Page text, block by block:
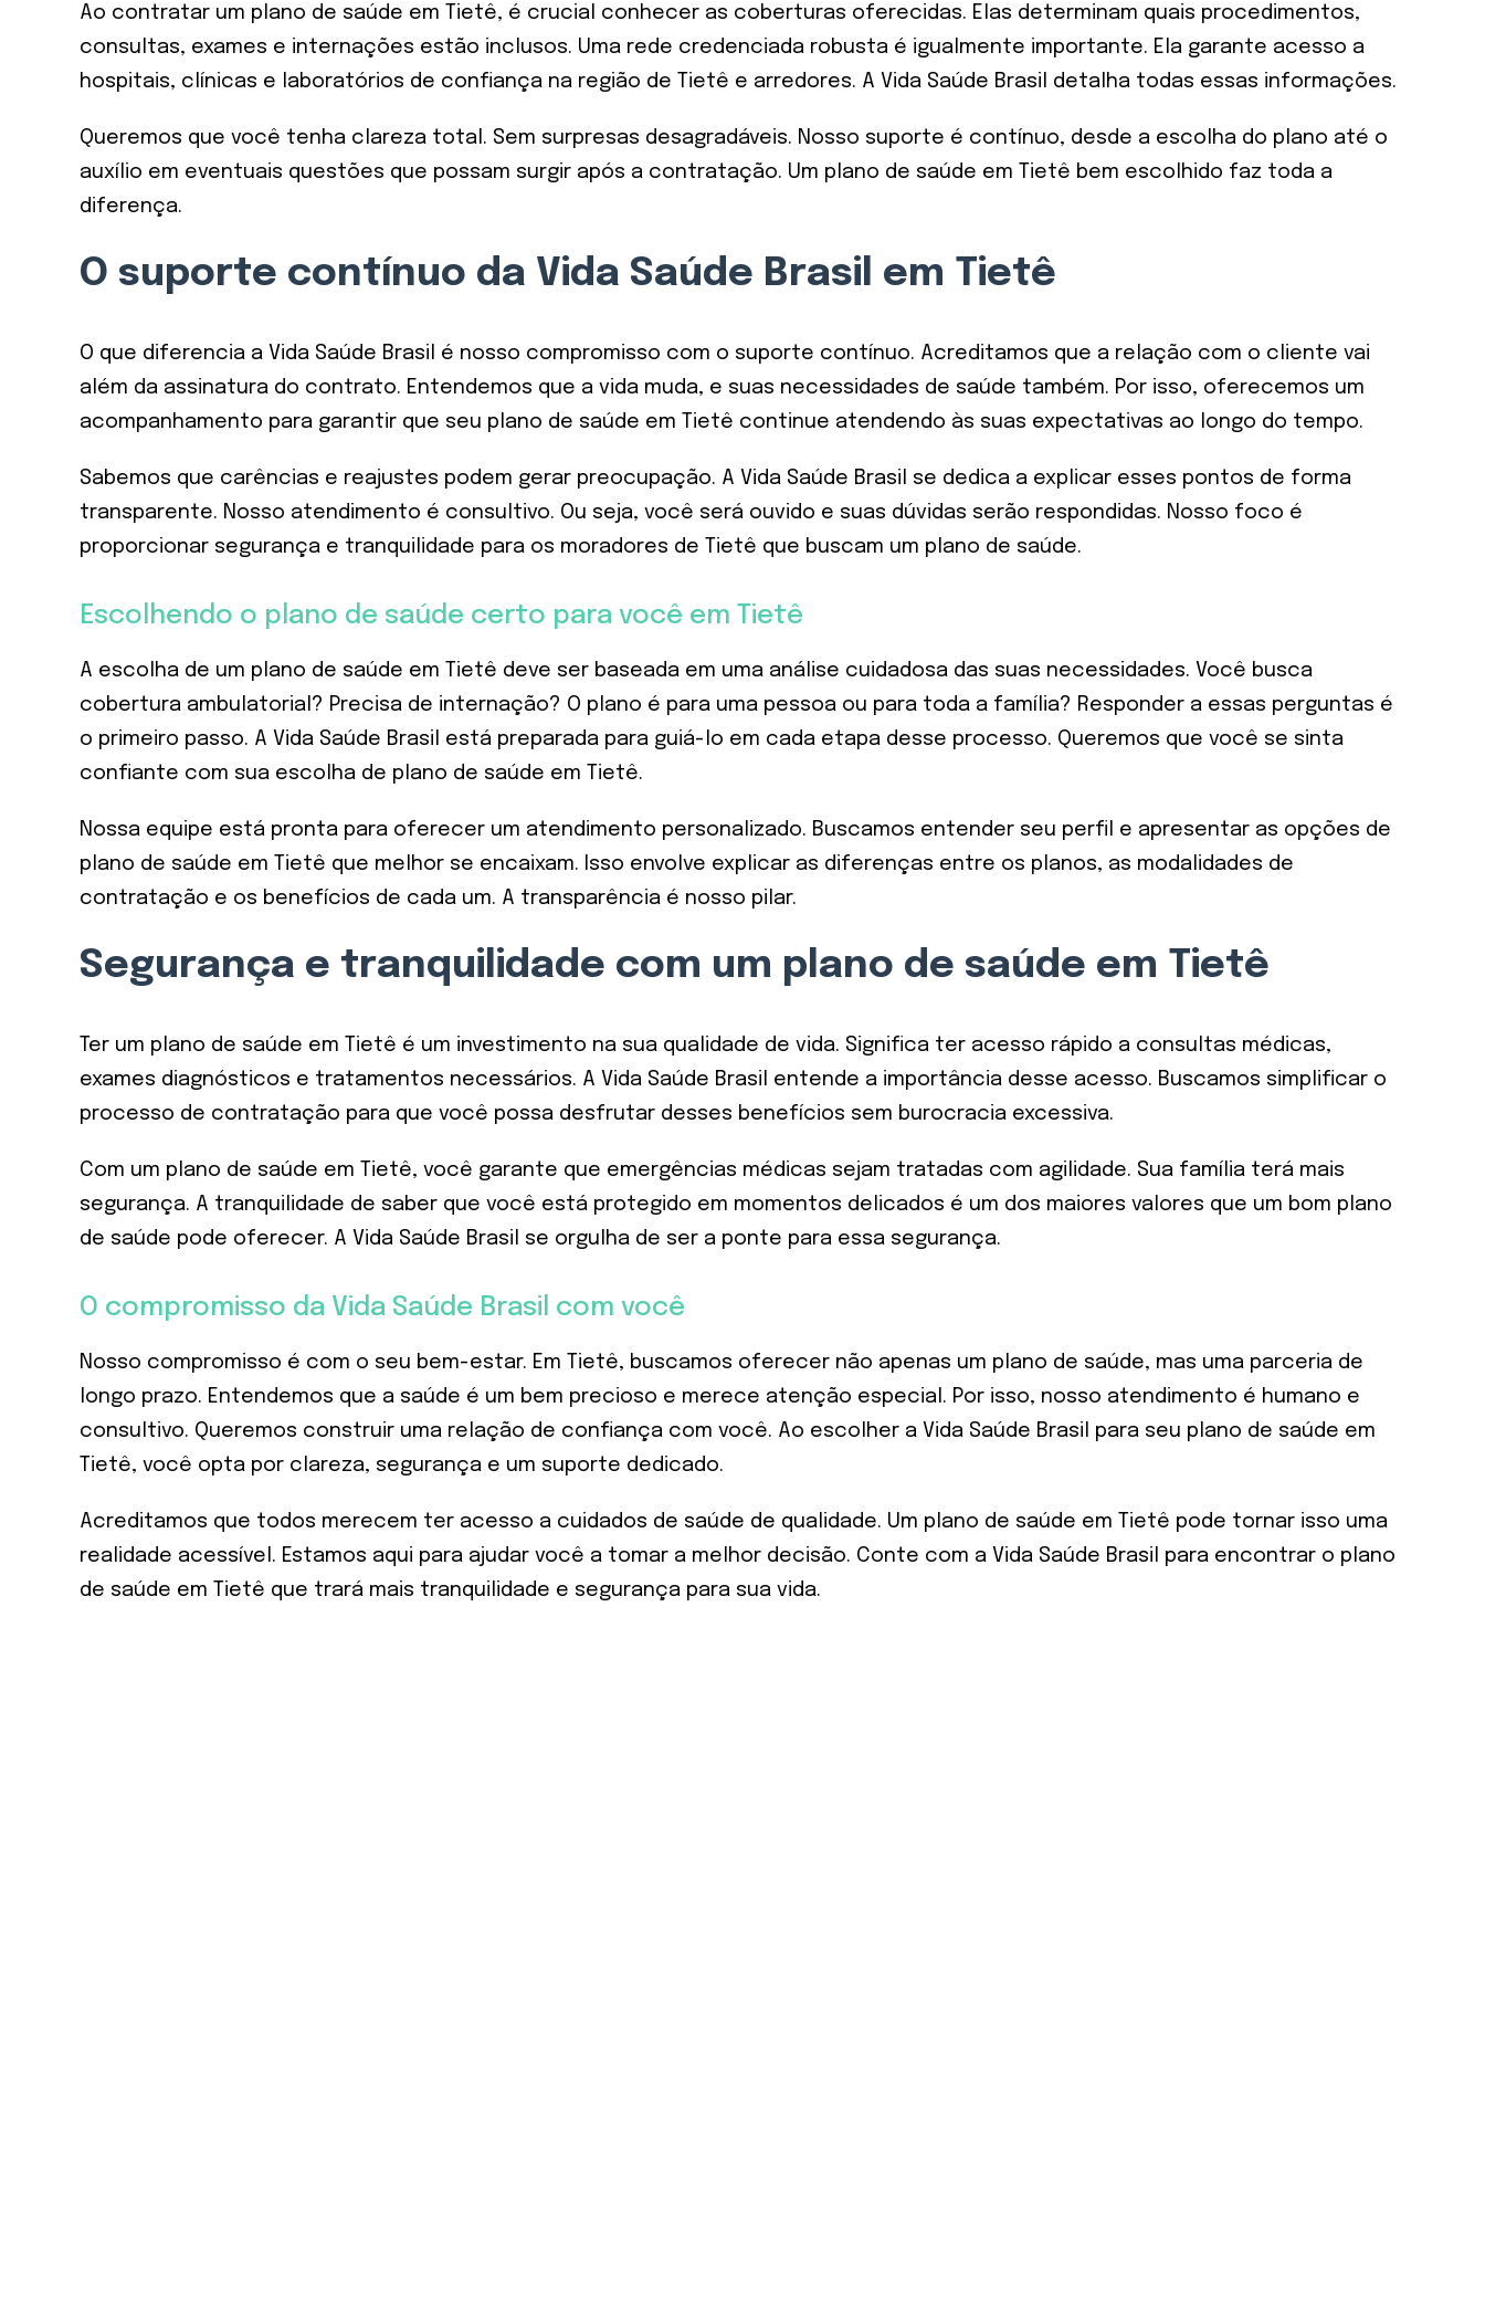
Ao contratar um plano de saúde em Tietê, é crucial conhecer as coberturas oferecidas. Elas determinam quais procedimentos,
consultas, exames e internações estão inclusos. Uma rede credenciada robusta é igualmente importante. Ela garante acesso a
hospitais, clínicas e laboratórios de confiança na região de Tietê e arredores. A Vida Saúde Brasil detalha todas essas informações.
Queremos que você tenha clareza total. Sem surpresas desagradáveis. Nosso suporte é contínuo, desde a escolha do plano até o
auxílio em eventuais questões que possam surgir após a contratação. Um plano de saúde em Tietê bem escolhido faz toda a
diferença.
O suporte contínuo da Vida Saúde Brasil em Tietê
O que diferencia a Vida Saúde Brasil é nosso compromisso com o suporte contínuo. Acreditamos que a relação com o cliente vai
além da assinatura do contrato. Entendemos que a vida muda, e suas necessidades de saúde também. Por isso, oferecemos um
acompanhamento para garantir que seu plano de saúde em Tietê continue atendendo às suas expectativas ao longo do tempo.
Sabemos que carências e reajustes podem gerar preocupação. A Vida Saúde Brasil se dedica a explicar esses pontos de forma
transparente. Nosso atendimento é consultivo. Ou seja, você será ouvido e suas dúvidas serão respondidas. Nosso foco é
proporcionar segurança e tranquilidade para os moradores de Tietê que buscam um plano de saúde.
Escolhendo o plano de saúde certo para você em Tietê
A escolha de um plano de saúde em Tietê deve ser baseada em uma análise cuidadosa das suas necessidades. Você busca
cobertura ambulatorial? Precisa de internação? O plano é para uma pessoa ou para toda a família? Responder a essas perguntas é
o primeiro passo. A Vida Saúde Brasil está preparada para guiá-lo em cada etapa desse processo. Queremos que você se sinta
confiante com sua escolha de plano de saúde em Tietê.
Nossa equipe está pronta para oferecer um atendimento personalizado. Buscamos entender seu perfil e apresentar as opções de
plano de saúde em Tietê que melhor se encaixam. Isso envolve explicar as diferenças entre os planos, as modalidades de
contratação e os benefícios de cada um. A transparência é nosso pilar.
Segurança e tranquilidade com um plano de saúde em Tietê
Ter um plano de saúde em Tietê é um investimento na sua qualidade de vida. Significa ter acesso rápido a consultas médicas,
exames diagnósticos e tratamentos necessários. A Vida Saúde Brasil entende a importância desse acesso. Buscamos simplificar o
processo de contratação para que você possa desfrutar desses benefícios sem burocracia excessiva.
Com um plano de saúde em Tietê, você garante que emergências médicas sejam tratadas com agilidade. Sua família terá mais
segurança. A tranquilidade de saber que você está protegido em momentos delicados é um dos maiores valores que um bom plano
de saúde pode oferecer. A Vida Saúde Brasil se orgulha de ser a ponte para essa segurança.
O compromisso da Vida Saúde Brasil com você
Nosso compromisso é com o seu bem-estar. Em Tietê, buscamos oferecer não apenas um plano de saúde, mas uma parceria de
longo prazo. Entendemos que a saúde é um bem precioso e merece atenção especial. Por isso, nosso atendimento é humano e
consultivo. Queremos construir uma relação de confiança com você. Ao escolher a Vida Saúde Brasil para seu plano de saúde em
Tietê, você opta por clareza, segurança e um suporte dedicado.
Acreditamos que todos merecem ter acesso a cuidados de saúde de qualidade. Um plano de saúde em Tietê pode tornar isso uma
realidade acessível. Estamos aqui para ajudar você a tomar a melhor decisão. Conte com a Vida Saúde Brasil para encontrar o plano
de saúde em Tietê que trará mais tranquilidade e segurança para sua vida.